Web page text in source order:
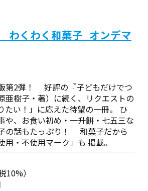
くわく和菓子_オンデマ
第2弾！ 好評の『子どもだけでつ
樹子・著）に続く、リクエストの
たい！」に応えた待望の一冊。 ひ
や、お食い初め・一升餅・七五三な
の話もたっぷり！ 和菓子だから
・不使用マーク」も 掲載。
）